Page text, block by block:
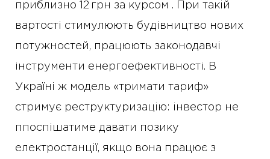
приблизно 12 грн за курсом . При такій
вартості стимулюють будівництво нових
потужностей, працюють законодавчі
інструменти енергоефективності. В
Україні ж модель «тримати тариф»
стримує реструктуризацію: інвестор не
ппоспішатиме давати позику
електростанції, якщо вона працює з